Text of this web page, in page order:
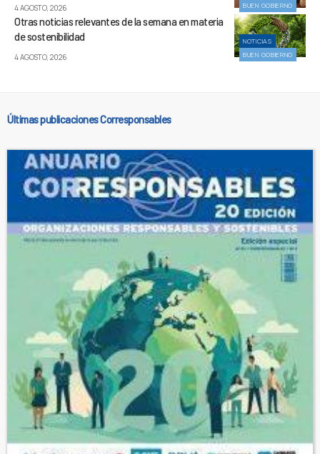
BUEN GOBIERNO
4 AGOSTO, 2026
NOTICIAS
BUEN GOBIERNO
Otras noticias relevantes de la semana en materia
de sostenibilidad
4 AGOSTO, 2026
Últimas publicaciones Corresponsables